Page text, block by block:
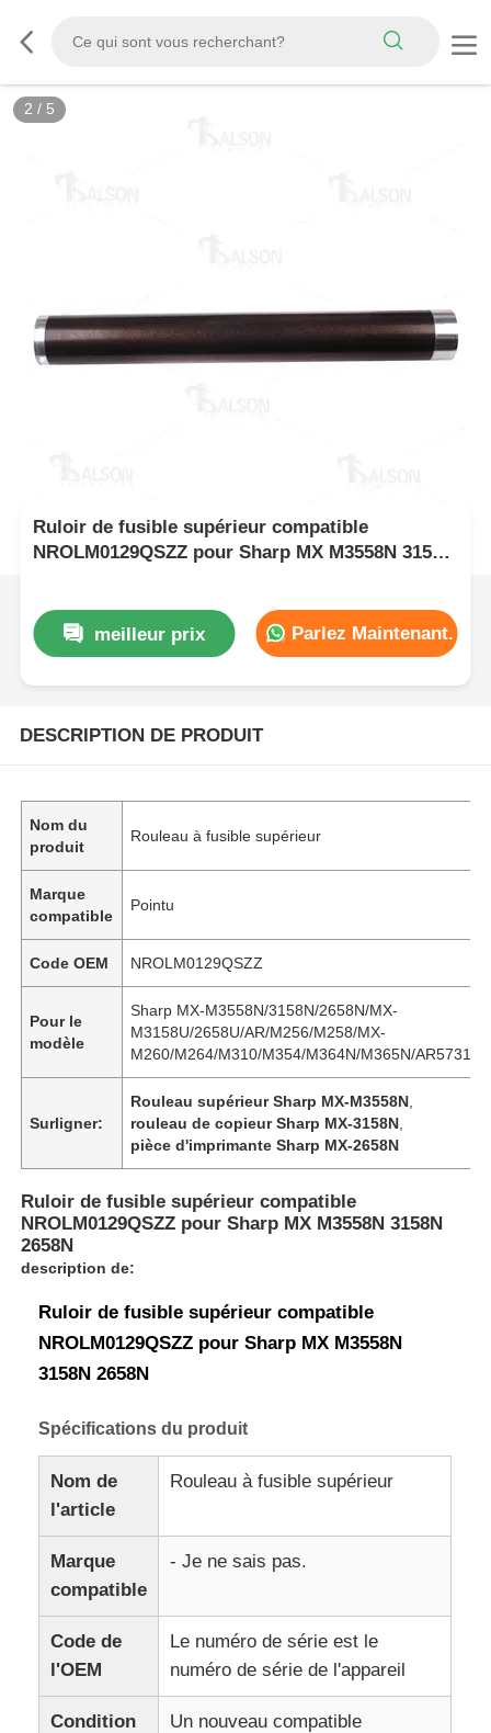
2 / 5
Ruloir de fusible supérieur compatible
NROLM0129QSZZ pour Sharp MX M3558N 3158N
meilleur prix Parlez Maintenant.
DESCRIPTION DE PRODUIT
Nom du
produit
Rouleau à fusible supérieur
Marque
compatible
Pointu
Code OEM NROLM0129QSZZ
Pour le
modèle
Sharp MX-M3558N/3158N/2658N/MX-
M3158U/2658U/AR/M256/M258/MX-
M260/M264/M310/M354/M364N/M365N/AR5731
Surligner:
Rouleau supérieur Sharp MX-M3558N
rouleau de copieur Sharp MX-3158N
pièce d'imprimante Sharp MX-2658N
Ruloir de fusible supérieur compatible
NROLM0129QSZZ pour Sharp MX M3558N 3158N
2658N
description de:
Ruloir de fusible supérieur compatible
NROLM0129QSZZ pour Sharp MX M3558N
3158N 2658N
Spécifications du produit
Nom de
l'article
Rouleau à fusible supérieur
Marque
compatible
- Je ne sais pas.
Code de
l'OEM
Le numéro de série est le
numéro de série de l'appareil
Condition Un nouveau compatible